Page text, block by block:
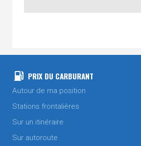
PRIX DU CARBURANT
Autour de ma position
Stations frontalières
Sur un itinéraire
Sur autoroute